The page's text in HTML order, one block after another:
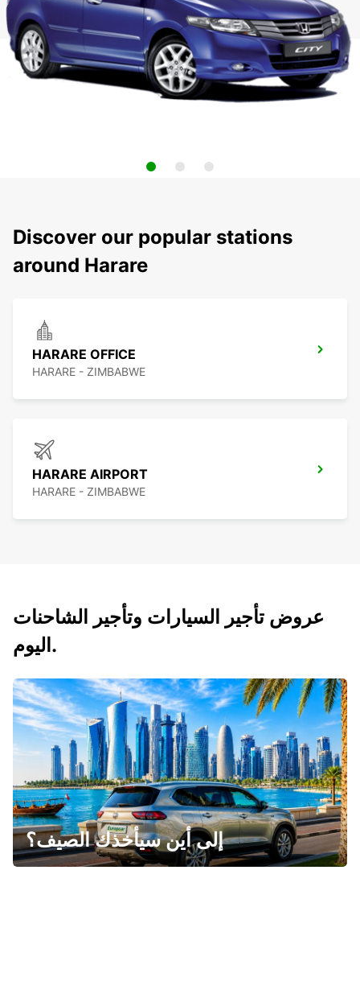
Discover our popular stations
around Harare
HARARE OFFICE
HARARE - ZIMBABWE
HARARE AIRPORT
HARARE - ZIMBABWE
عروض تأجير السيارات وتأجير الشاحنات
اليوم.
إلى أين سيأخذك الصيف؟